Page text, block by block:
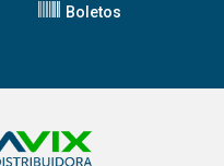
Boletos